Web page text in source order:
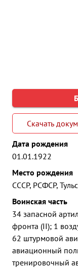
Скачать
Дата рождения
01.01.1922
Место рождения
СССР, РСФСР,
Воинская часть
34 запасной
фронта (II); 1
62 штурмовой
авиационный
тренировочный